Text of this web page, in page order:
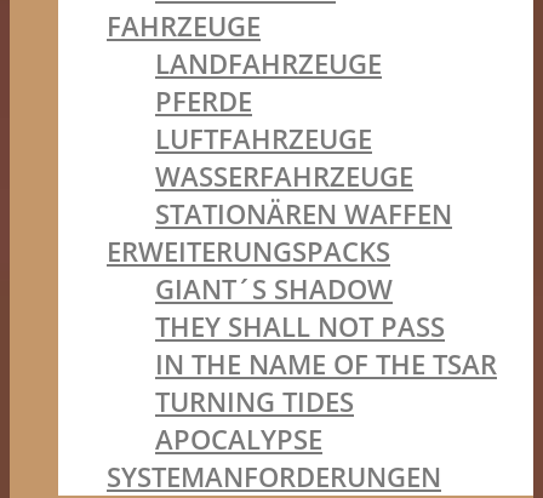
FAHRZEUGE
LANDFAHRZEUGE
PFERDE
LUFTFAHRZEUGE
WASSERFAHRZEUGE
STATIONÄREN WAFFEN
ERWEITERUNGSPACKS
GIANT´S SHADOW
THEY SHALL NOT PASS
IN THE NAME OF THE TSAR
TURNING TIDES
APOCALYPSE
SYSTEMANFORDERUNGEN